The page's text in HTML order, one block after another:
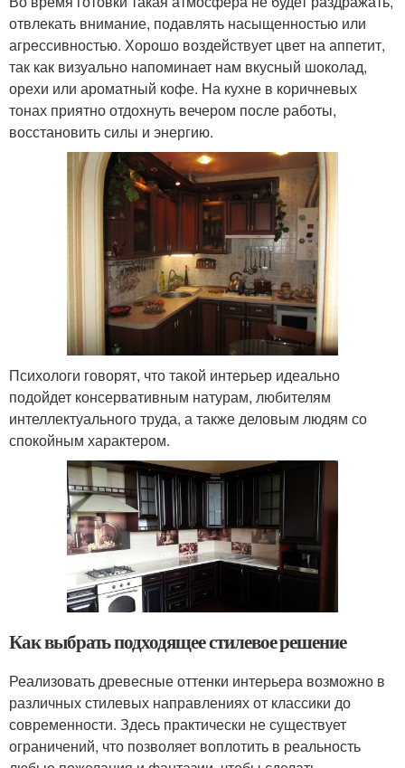
отвлекать внимание, подавлять насыщенностью или
агрессивностью. Хорошо воздействует цвет на аппетит,
так как визуально напоминает нам вкусный шоколад,
орехи или ароматный кофе. На кухне в коричневых
тонах приятно отдохнуть вечером после работы,
восстановить силы и энергию.
Психологи говорят, что такой интерьер идеально
подойдет консервативным натурам, любителям
интеллектуального труда, а также деловым людям со
спокойным характером.
Как выбрать подходящее стилевое решение
Реализовать древесные оттенки интерьера возможно в
различных стилевых направлениях от классики до
современности. Здесь практически не существует
ограничений, что позволяет воплотить в реальность